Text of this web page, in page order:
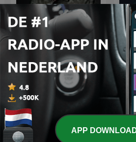
George Buhnici |
#IGDLCC
APP